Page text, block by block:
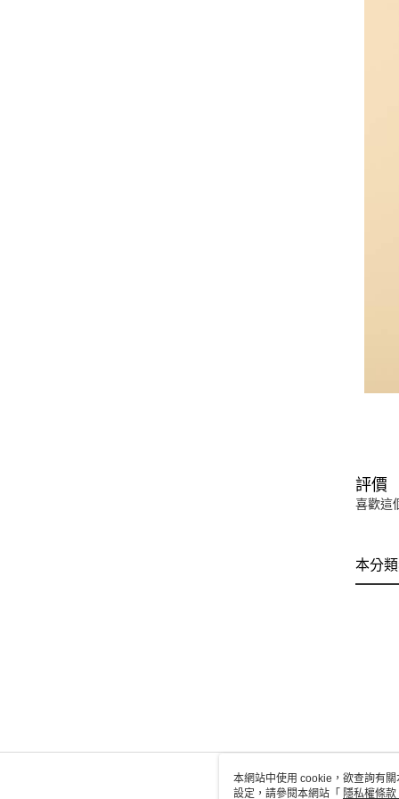
評價
喜歡這
本分
本網站中使用 cookie，欲查詢有
設定，請參閱本網站「 隱私權條款